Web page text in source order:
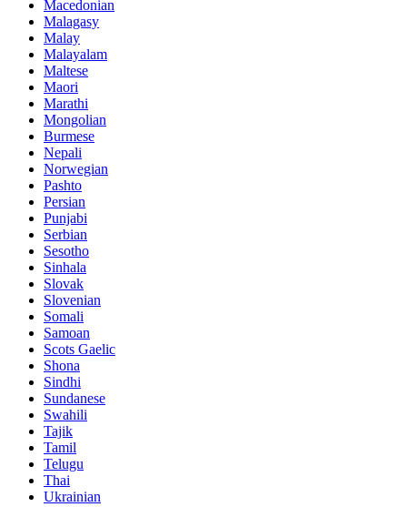
Macedonian
Malagasy
Malay
Malayalam
Maltese
Maori
Marathi
Mongolian
Burmese
Nepali
Norwegian
Pashto
Persian
Punjabi
Serbian
Sesotho
Sinhala
Slovak
Slovenian
Somali
Samoan
Scots Gaelic
Shona
Sindhi
Sundanese
Swahili
Tajik
Tamil
Telugu
Thai
Ukrainian